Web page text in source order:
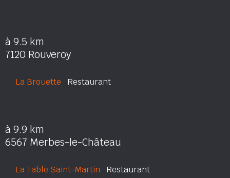
à 9.5 km
7120 Rouveroy
La Brouette Restaurant
à 9.9 km
6567 Merbes-le-Château
La Table Saint-Martin Restaurant